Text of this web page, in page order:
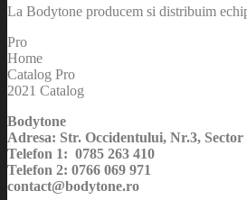
La Bodytone producem si distribuim
Pro
Home
Catalog Pro
2021 Catalog
Bodytone
Adresa: Str. Occidentului, Nr.3,
Telefon 1: 0785 263 410
Telefon 2: 0766 069 971
contact@bodytone.ro